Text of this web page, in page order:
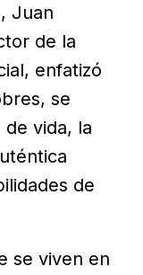
Juan
de la
enfatizó
se
vida, la
de
se viven en